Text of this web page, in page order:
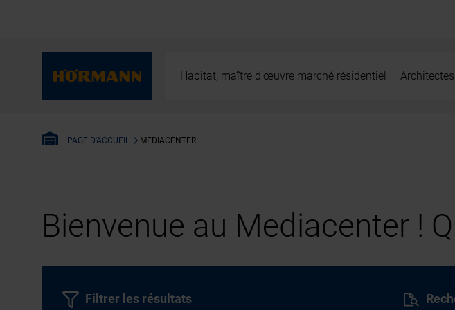
Habitat, maître d’œuvre marché résidentiel Architectes
PAGE D'ACCUEIL MEDIACENTER
Bienvenue au Mediacenter !
Filtrer les résultats